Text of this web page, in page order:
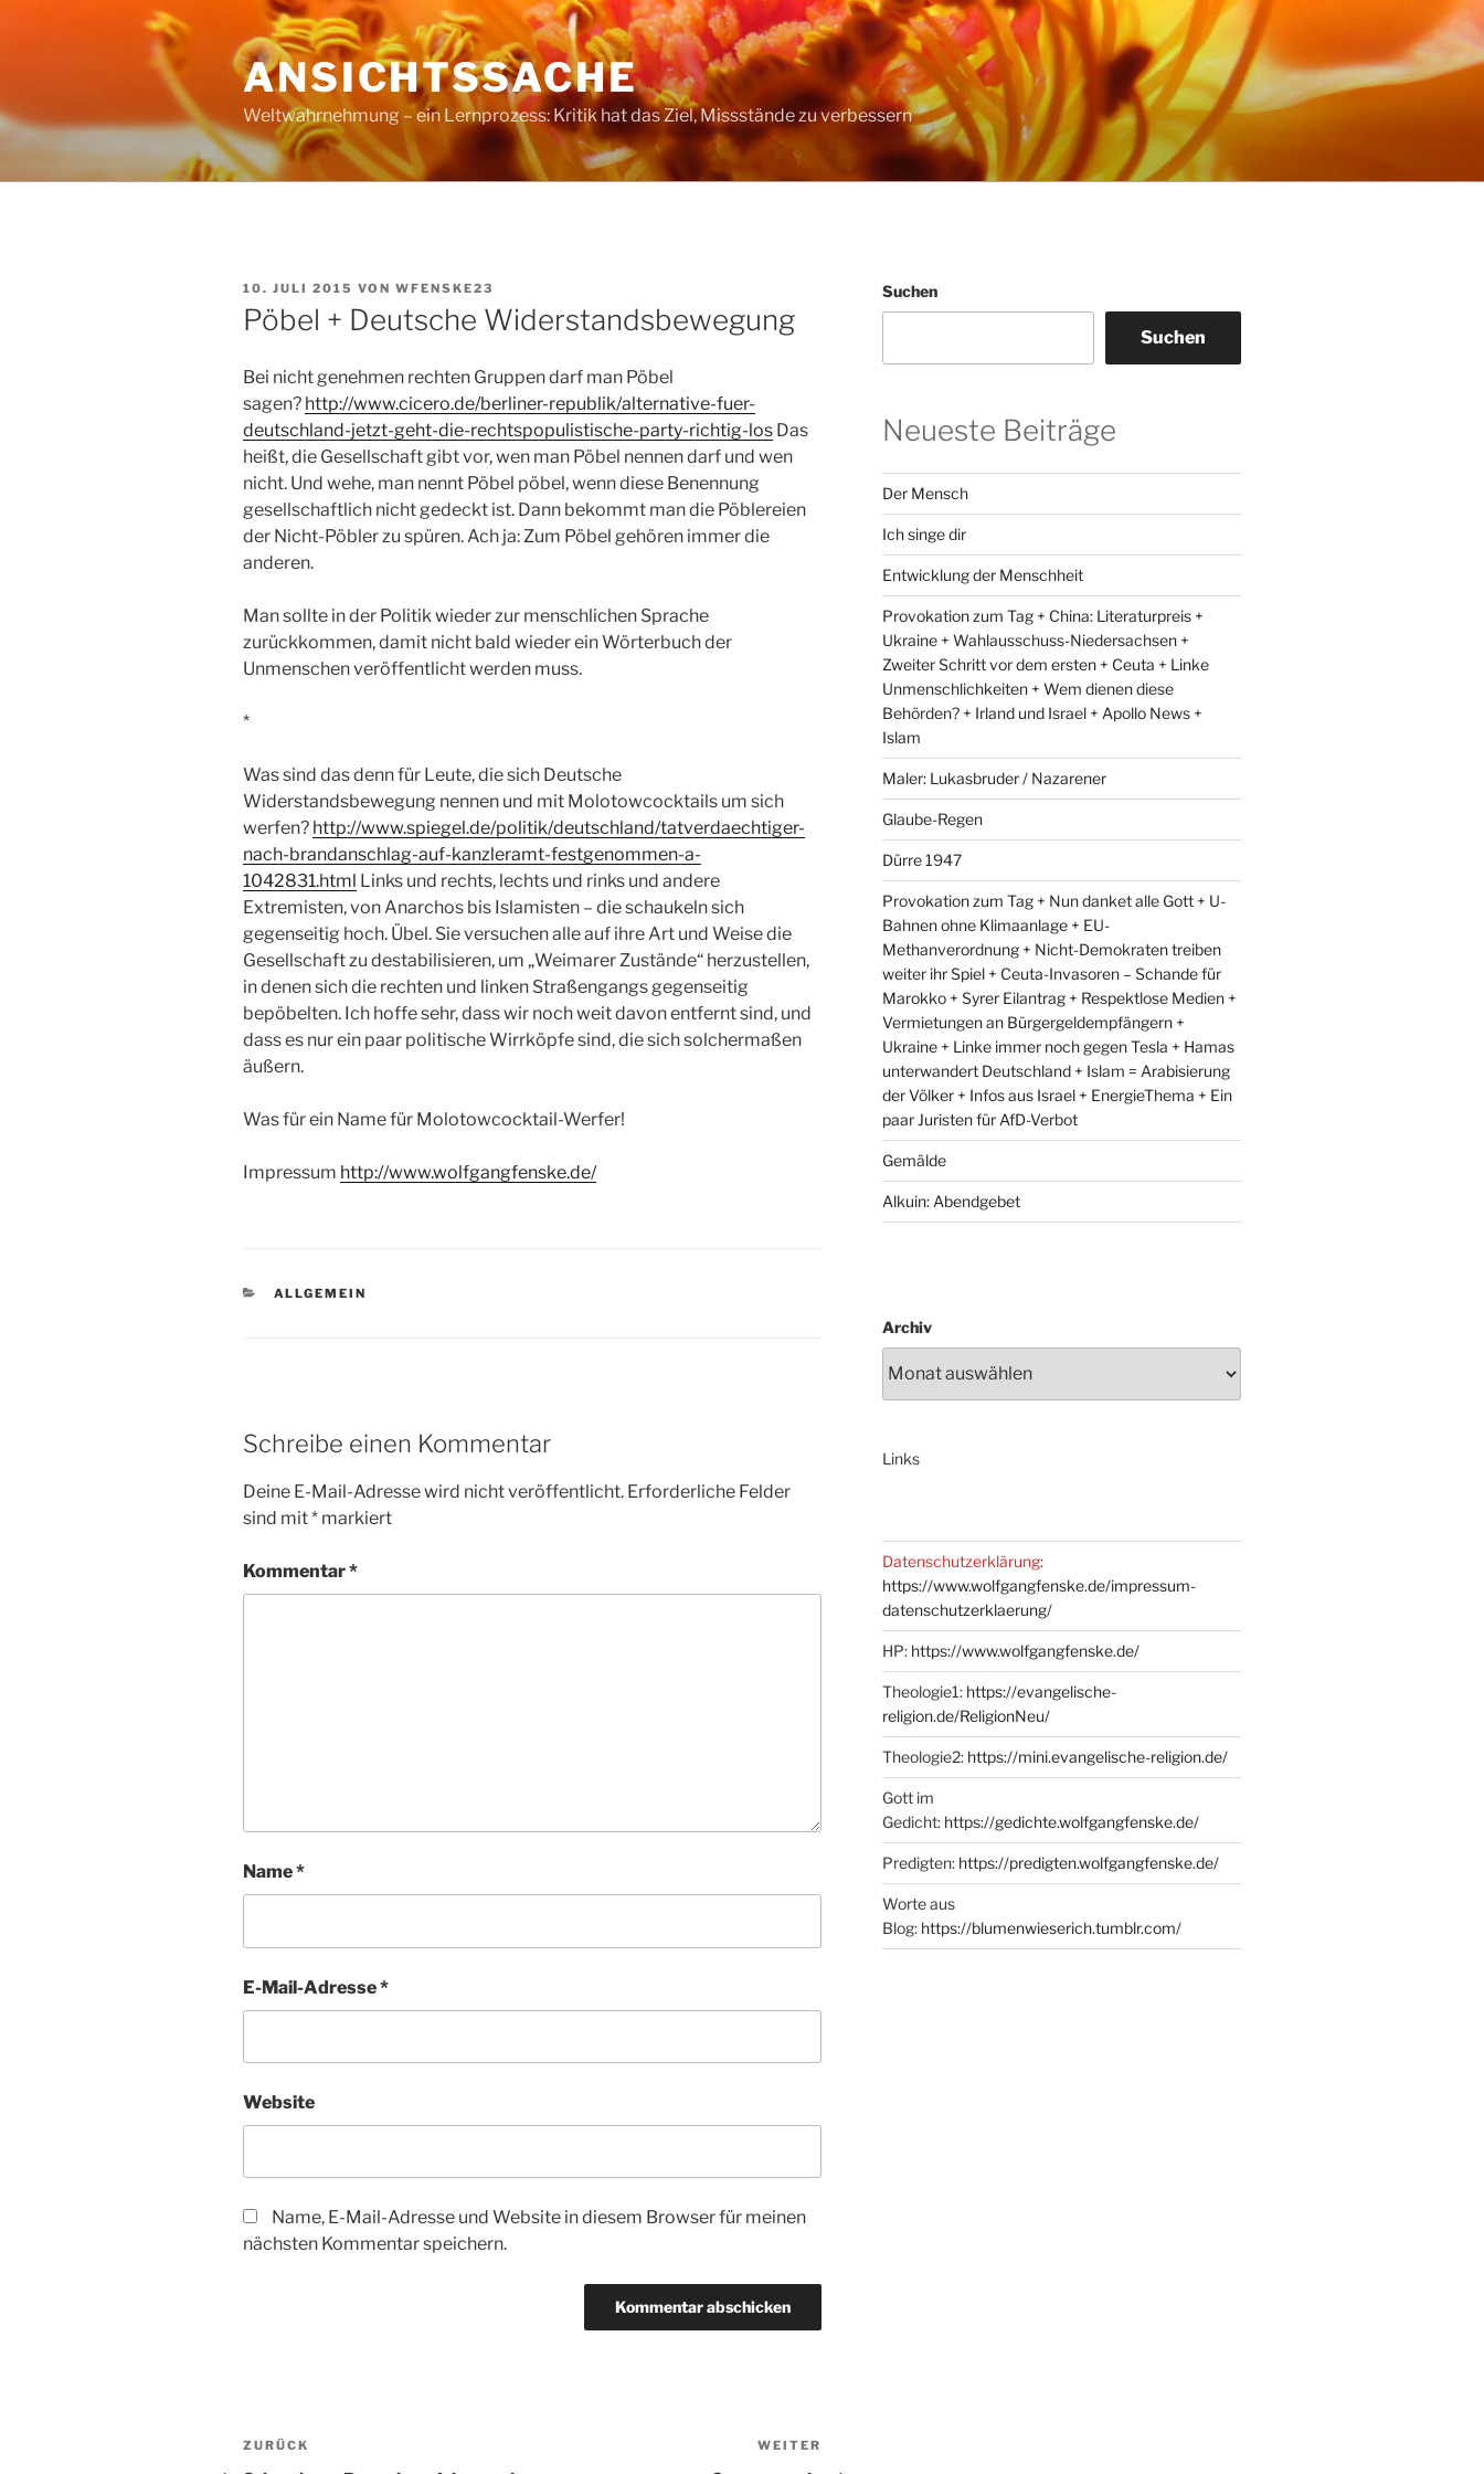
ANSICHTSSACHE
Weltwahrnehmung – ein Lernprozess: Kritik hat das Ziel, Missstände zu verbessern
VERÖFFENTLICHT
AM
10. JULI 2015 VON WFENSKE23
Pöbel + Deutsche Widerstandsbewegung
Bei nicht genehmen rechten Gruppen darf man Pöbel
sagen? http://www.cicero.de/berliner-republik/alternative-fuer-
deutschland-jetzt-geht-die-rechtspopulistische-party-richtig-los Das
heißt, die Gesellschaft gibt vor, wen man Pöbel nennen darf und wen
nicht. Und wehe, man nennt Pöbel pöbel, wenn diese Benennung
gesellschaftlich nicht gedeckt ist. Dann bekommt man die Pöblereien
der Nicht-Pöbler zu spüren. Ach ja: Zum Pöbel gehören immer die
anderen.
Man sollte in der Politik wieder zur menschlichen Sprache
zurückkommen, damit nicht bald wieder ein Wörterbuch der
Unmenschen veröffentlicht werden muss.
*
Was sind das denn für Leute, die sich Deutsche
Widerstandsbewegung nennen und mit Molotowcocktails um sich
werfen? http://www.spiegel.de/politik/deutschland/tatverdaechtiger-
nach-brandanschlag-auf-kanzleramt-festgenommen-a-
1042831.html Links und rechts, lechts und rinks und andere
Extremisten, von Anarchos bis Islamisten – die schaukeln sich
gegenseitig hoch. Übel. Sie versuchen alle auf ihre Art und Weise die
Gesellschaft zu destabilisieren, um „Weimarer Zustände“ herzustellen,
in denen sich die rechten und linken Straßengangs gegenseitig
bepöbelten. Ich hoffe sehr, dass wir noch weit davon entfernt sind, und
dass es nur ein paar politische Wirrköpfe sind, die sich solchermaßen
äußern.
Was für ein Name für Molotowcocktail-Werfer!
Impressum http://www.wolfgangfenske.de/
KATEGORIEN
ALLGEMEIN
Schreibe einen Kommentar
Deine E-Mail-Adresse wird nicht veröffentlicht. Erforderliche Felder
sind mit* markiert
Kommentar*
Name*
E-Mail-Adresse*
Website
Name, E-Mail-Adresse und Website in diesem Browser für meinen
nächsten Kommentar speichern.
Beitragsnavigation
Vorheriger
ZURÜCK WEITER
Suchen
Suchen
Neueste Beiträge
Der Mensch
Ich singe dir
Entwicklung der Menschheit
Provokation zum Tag + China: Literaturpreis +
Ukraine + Wahlausschuss-Niedersachsen +
Zweiter Schritt vor dem ersten + Ceuta + Linke
Unmenschlichkeiten + Wem dienen diese
Behörden? + Irland und Israel + Apollo News +
Islam
Maler: Lukasbruder / Nazarener
Glaube-Regen
Dürre 1947
Provokation zum Tag + Nun danket alle Gott + U-
Bahnen ohne Klimaanlage + EU-
Methanverordnung + Nicht-Demokraten treiben
weiter ihr Spiel + Ceuta-Invasoren – Schande für
Marokko + Syrer Eilantrag + Respektlose Medien +
Vermietungen an Bürgergeldempfängern +
Ukraine + Linke immer noch gegen Tesla + Hamas
unterwandert Deutschland + Islam = Arabisierung
der Völker + Infos aus Israel + EnergieThema + Ein
paar Juristen für AfD-Verbot
Gemälde
Alkuin: Abendgebet
Archiv
Links
Datenschutzerklärung:
https://www.wolfgangfenske.de/impressum-
datenschutzerklaerung/
HP: https://www.wolfgangfenske.de/
Theologie1: https://evangelische-
religion.de/ReligionNeu/
Theologie2: https://mini.evangelische-religion.de/
Gott im
Gedicht: https://gedichte.wolfgangfenske.de/
Predigten: https://predigten.wolfgangfenske.de/
Worte aus
Blog: https://blumenwieserich.tumblr.com/